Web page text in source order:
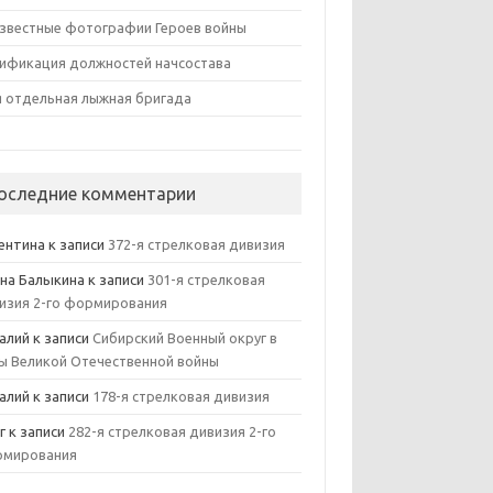
фотографии Героев войны
должностей начсостава
отдельная лыжная бригада
комментарии
к записи 372-я стрелковая дивизия
Балыкина к записи 301-я стрелковая
2-го формирования
к записиСибирский Военный округ в
Великой Отечественной войны
к записи 178-я стрелковая дивизия
к записи 282-я стрелковая дивизия 2-го